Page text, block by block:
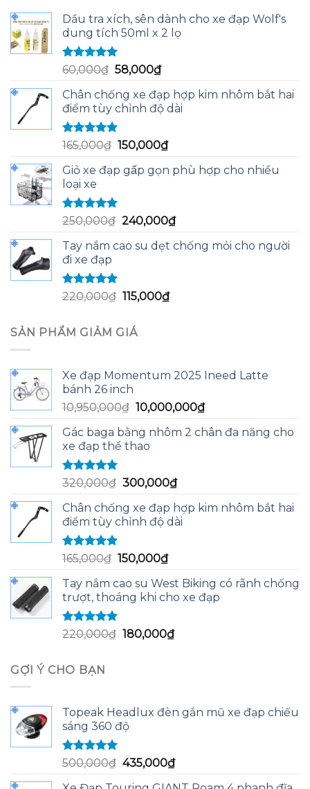
Dầu tra xích, sên dành cho xe đạp Wolf's
dung tích 50ml x 2 lọ
Được xếp
hạng
sao
60,000₫ Giá
là:
60,000₫.
58,000₫Giá
tại
là:
Chân chống xe đạp hợp kim nhôm bắt hai
điểm tùy chỉnh độ dài
Được xếp
hạng
sao
165,000₫ Giá
là:
150,000₫Giá
tại
Giỏ xe đạp gấp gọn phù hợp cho nhiều
loại xe
Được xếp
hạng
sao
250,000₫ Giá
là:
240,000₫Giá
tại
Tay nắm cao su dẹt chống mỏi cho người
đi xe đạp
Được xếp
hạng
220,000₫ Giá
là:
220,000₫.
115,000₫Giá
SẢN PHẨM GIẢM GIÁ
Xe đạp Momentum 2025 Ineed Latte
bánh 26 inch
10,950,000₫ Giá
là:
10,950,000₫.
10,000,000₫Giá
tại
Gác baga bằng nhôm 2 chân đa năng cho
xe đạp thể thao
Được xếp
hạng
sao
320,000₫ Giá
là:
320,000₫.
300,000₫Giá
tại
là:
Chân chống xe đạp hợp kim nhôm bắt hai
điểm tùy chỉnh độ dài
Được xếp
hạng
sao
165,000₫ Giá
là:
165,000₫.
150,000₫Giá
tại
là:
Tay nắm cao su West Biking có rãnh chống
trượt, thoáng khi cho xe đạp
Được xếp
hạng
220,000₫ Giá
180,000₫Giá
GỢI Ý CHO BẠN
Topeak Headlux đèn gắn mũ xe đạp chiếu
sáng 360 độ
Được xếp
hạng
sao
500,000₫ Giá
435,000₫Giá